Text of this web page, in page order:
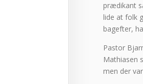
prædikant
lide at folk
bagefter,
Pastor
Mathiasen
men der